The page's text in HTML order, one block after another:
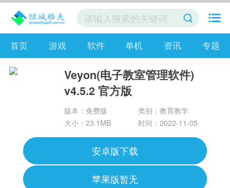
首页 游戏 软件 单机 资讯 专题
Veyon(电子教室管理软件)
v4.5.2 官方版
版本：免费版
类别：教育教学
大小：23.1MB
时间：2022-11-05
安卓版下载
苹果版暂无